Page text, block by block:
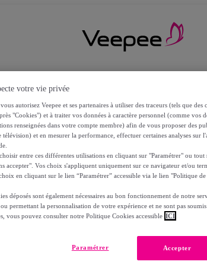
votre vie privée
autorisez Veepee et ses partenaires à utiliser des traceurs (tels que
"Cookies") et à traiter vos données à caractère personnel (comme vos
renseignées dans votre compte membre) afin de vous proposer des
télévision) et en mesurer la performance, effectuer certaines analyses sur
entre ces différentes utilisations en cliquant sur "Paramétrer" ou
accepter". Vos choix s'appliquent uniquement sur ce navigateur et/ou
en cliquant sur le lien “Paramétrer” accessible via le lien "Politique
déposés sont également nécessaires au bon fonctionnement de notre
permettant la personnalisation de votre expérience et ne sont pas
vous pouvez consulter notre Politique Cookies accessible ICI
Accepter
Paramétrer